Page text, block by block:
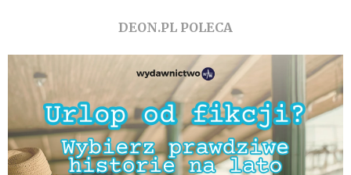
DEON.PL POLECA